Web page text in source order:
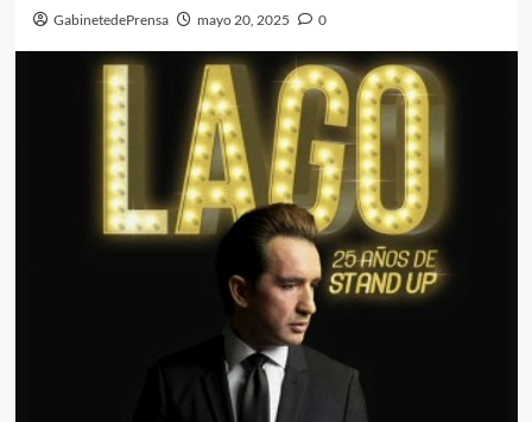
GabinetedePrensa mayo 20, 2025 0